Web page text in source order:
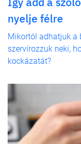
nyelje félre
Mikortól adhatjuk a
szervírozzuk neki,
kockázatát?